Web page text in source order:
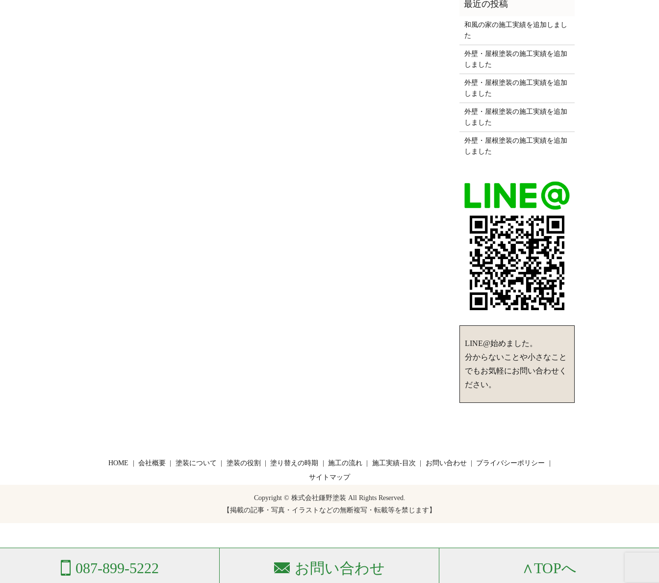
和風の家の施工実績を追加しまし
た
外壁・屋根塗装の施工実績を追加
しました
外壁・屋根塗装の施工実績を追加
しました
外壁・屋根塗装の施工実績を追加
しました
外壁・屋根塗装の施工実績を追加
しました
LINE@始めました。
分からないことや小さなこと
でもお気軽にお問い合わせく
ださい。
087-899-5222 お問い合わせ ∧TOPへ
HOME 会社概要 塗装について 塗装の役割 塗り替えの時期 施工の流れ 施工実績-目次 お問い合わせ
プライバシーポリシー
サイトマップ
Copyright © 株式会社鎌野塗装 All Rights Reserved.
【掲載の記事・写真・イラストなどの無断複写・転載等を禁じます】